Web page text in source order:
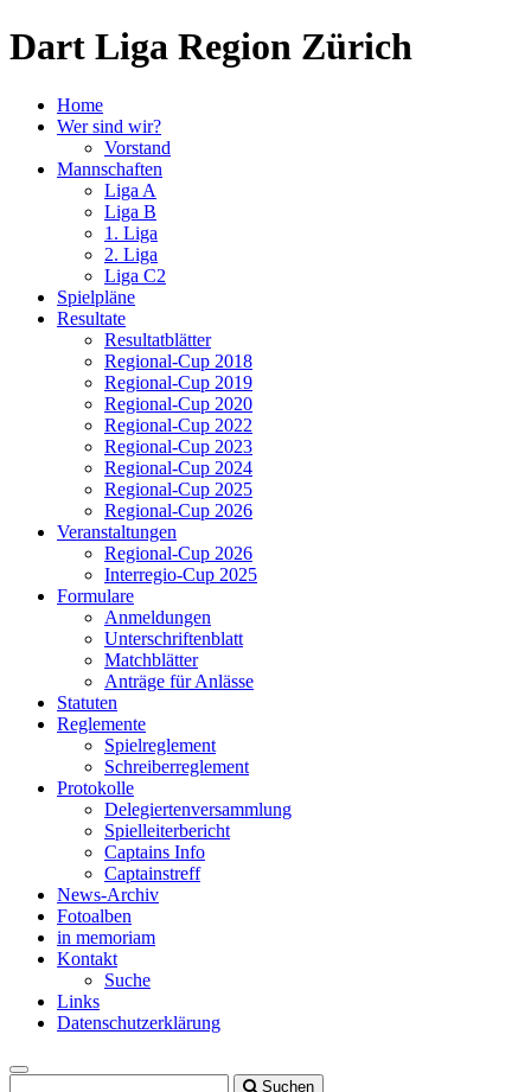
Dart Liga Region Zürich
Home
Wer sind wir?
Vorstand
Mannschaften
Liga A
Liga B
1. Liga
2. Liga
Liga C2
Spielpläne
Resultate
Resultatblätter
Regional-Cup 2018
Regional-Cup 2019
Regional-Cup 2020
Regional-Cup 2022
Regional-Cup 2023
Regional-Cup 2024
Regional-Cup 2025
Regional-Cup 2026
Veranstaltungen
Regional-Cup 2026
Interregio-Cup 2025
Formulare
Anmeldungen
Unterschriftenblatt
Matchblätter
Anträge für Anlässe
Statuten
Reglemente
Spielreglement
Schreiberreglement
Protokolle
Delegiertenversammlung
Spielleiterbericht
Captains Info
Captainstreff
News-Archiv
Fotoalben
in memoriam
Kontakt
Suche
Links
Datenschutzerklärung
Toggle
Suchen